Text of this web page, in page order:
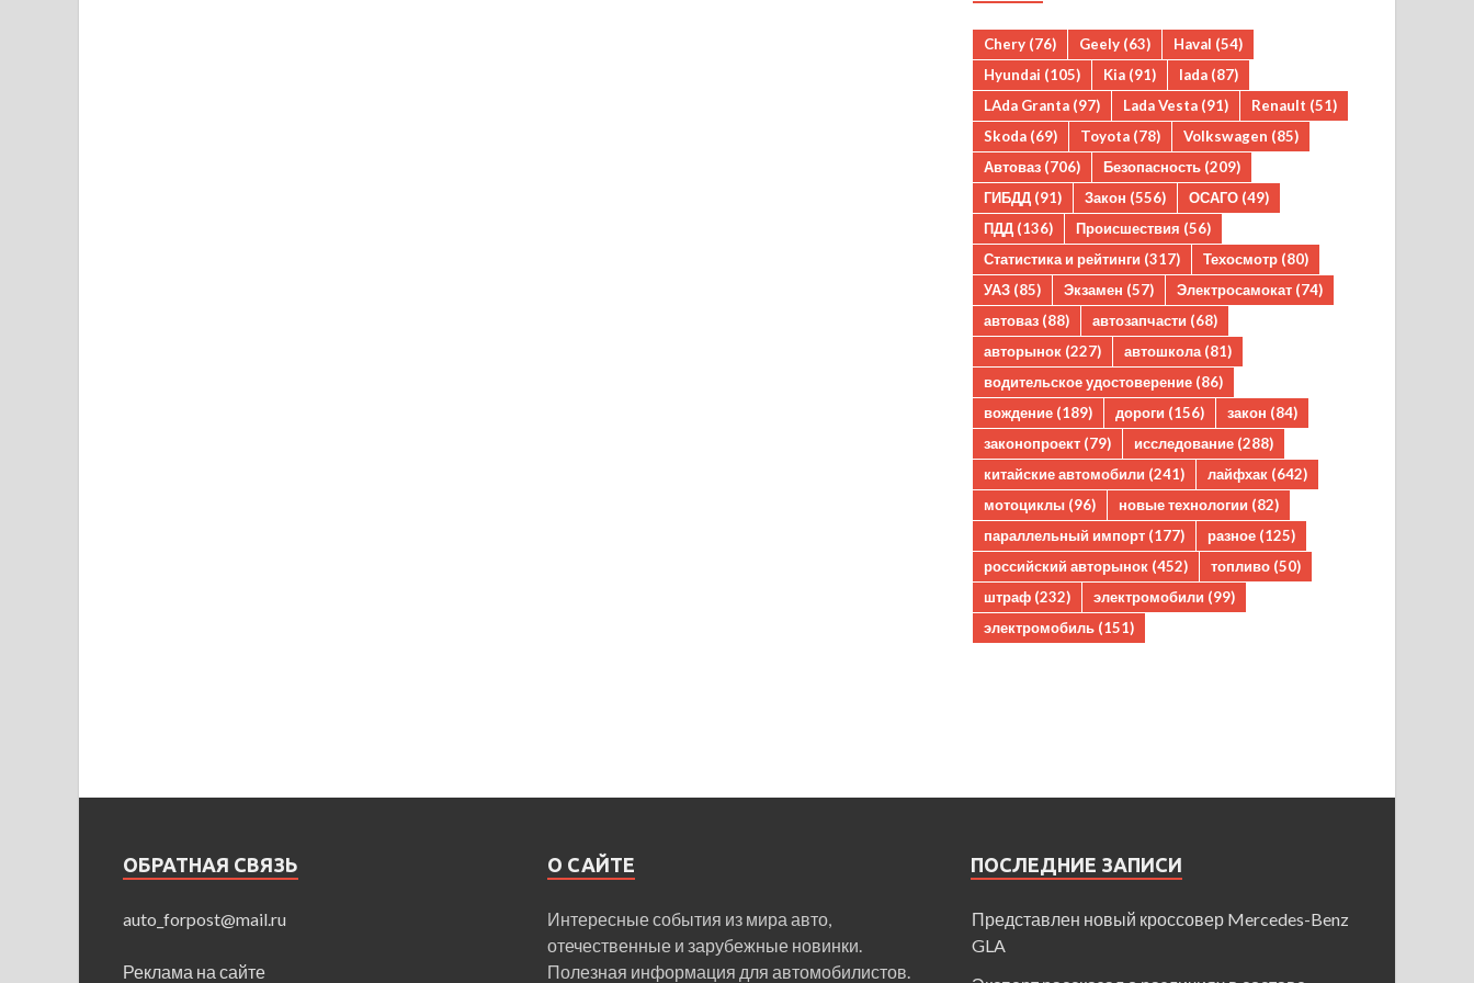
Chery (76) Geely (63) Haval (54)
Hyundai (105) Kia (91) lada (87)
LAda Granta (97) Lada Vesta (91) Renault (51)
Skoda (69) Toyota (78) Volkswagen (85)
Автоваз (706) Безопасность (209)
ГИБДД (91) Закон (556) ОСАГО (49)
ПДД (136) Происшествия (56)
Статистика и рейтинги (317) Техосмотр (80)
УАЗ (85) Экзамен (57) Электросамокат (74)
автоваз (88) автозапчасти (68)
авторынок (227) автошкола (81)
водительское удостоверение (86)
вождение (189) дороги (156) закон (84)
законопроект (79) исследование (288)
китайские автомобили (241) лайфхак (642)
мотоциклы (96) новые технологии (82)
параллельный импорт (177) разное (125)
российский авторынок (452) топливо (50)
штраф (232) электромобили (99)
электромобиль (151)
ОБРАТНАЯ СВЯЗЬ
auto_forpost@mail.ru
Реклама на сайте
О САЙТЕ
Интересные события из мира авто,
отечественные и зарубежные новинки.
Полезная информация для автомобилистов.
ПОСЛЕДНИЕ ЗАПИСИ
Представлен новый кроссовер Mercedes-Benz
GLA